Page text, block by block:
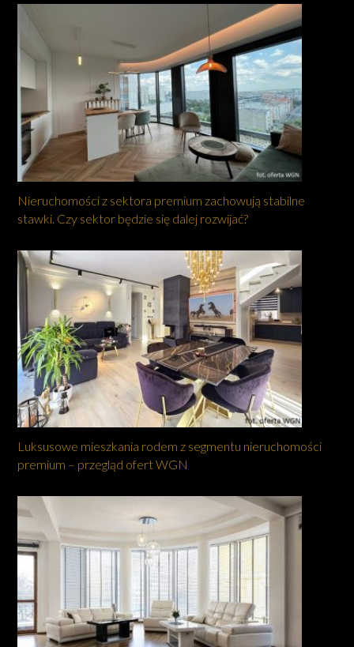
Nieruchomości z sektora premium zachowują stabilne
stawki. Czy sektor będzie się dalej rozwijać?
Luksusowe mieszkania rodem z segmentu nieruchomości
premium – przegląd ofert WGN